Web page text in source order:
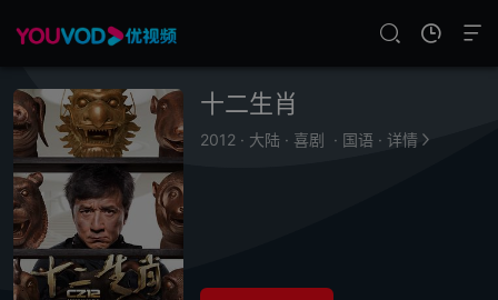
十二生肖
2012 · 大陆 · 喜剧 · 国语 · 详情